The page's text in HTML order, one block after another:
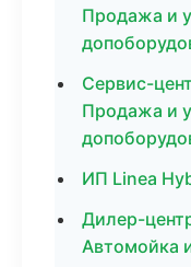
Продажа и
Сервис-
Продажа и
ИП Linea
Дилер-
Автомойка